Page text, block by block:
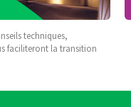
techniques,
faciliteront la transition